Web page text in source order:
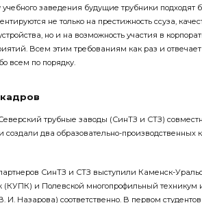
заведения будущие трубники подходят
не только на престижность ссуза,
но и на возможность участия в
Всем этим требованиям как раз и отвечает
всем по порядку.
трубные заводы (СинТЗ и СТЗ)
два образовательно-производственных
СинТЗ и СТЗ выступили Каменск-
(КУПК) и Полевской многопрофильный техникум
Назарова) соответственно. В первом